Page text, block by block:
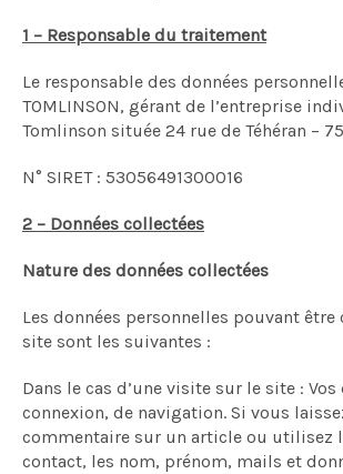
1 – Responsable du traitement
Le responsable des données
TOMLINSON, gérant de l’entreprise
Tomlinson située 24 rue de Téhéran –
N° SIRET : 53056491300016
2 – Données collectées
Nature des données collectées
Les données personnelles pouvant
site sont les suivantes :
Dans le cas d’une visite sur le site : Vos
connexion, de navigation. Si vous
commentaire sur un article ou utilisez
contact, les nom, prénom, mails et